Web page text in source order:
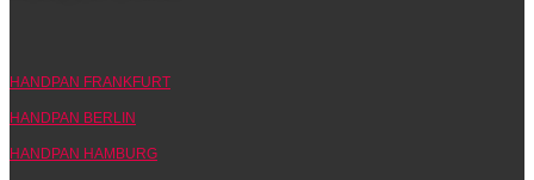
HANDPAN FRANKFURT
HANDPAN BERLIN
HANDPAN HAMBURG